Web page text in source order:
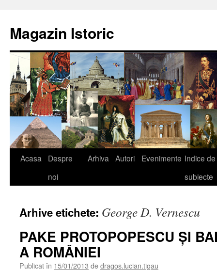
conținut
Magazin Istoric
Acasa
Despre
noi
Arhiva Autori Evenimente Indice de
subiecte
Arhive etichete: George D. Vernescu
PAKE PROTOPOPESCU ŞI
A ROMÂNIEI
Publicat în 15/01/2013 dedragos.lucian.tigau